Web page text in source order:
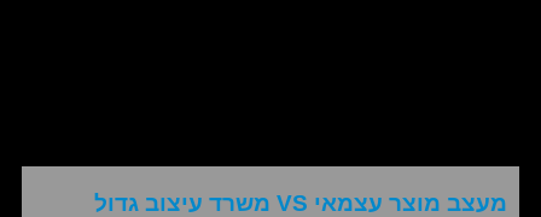
מעצב מוצר עצמאי VS משרד עיצוב גדול